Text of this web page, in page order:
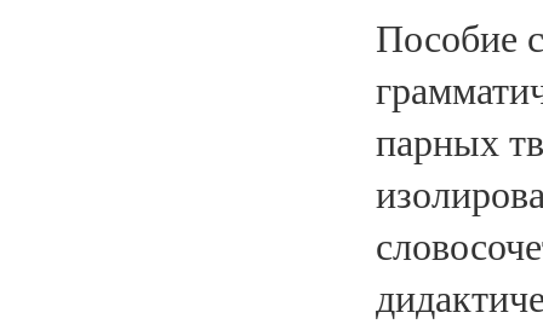
Пособие
парных